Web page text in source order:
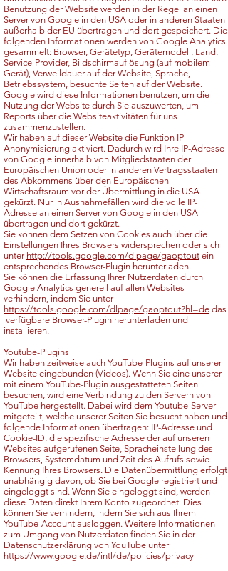
Benutzung der Website werden in der Regel an einen
Server von Google in den USA oder in anderen Staaten
außerhalb der EU übertragen und dort gespeichert. Die
folgenden Informationen werden von Google Analytics
gesammelt: Browser, Gerätetyp, Gerätemodell, Land,
Service-Provider, Bildschirmauflösung (auf mobilem
Gerät), Verweildauer auf der Website, Sprache,
Betriebssystem, besuchte Seiten auf der Website.
Google wird diese Informationen benutzen, um die
Nutzung der Website durch Sie auszuwerten, um
Reports über die Websiteaktivitäten für uns
zusammenzustellen.
Wir haben auf dieser Website die Funktion IP-
Anonymisierung aktiviert. Dadurch wird Ihre IP-Adresse
von Google innerhalb von Mitgliedstaaten der
Europäischen Union oder in anderen Vertragsstaaten
des Abkommens über den Europäischen
Wirtschaftsraum vor der Übermittlung in die USA
gekürzt. Nur in Ausnahmefällen wird die volle IP-
Adresse an einen Server von Google in den USA
übertragen und dort gekürzt.
Sie können dem Setzen von Cookies auch über die
Einstellungen Ihres Browsers widersprechen oder sich
unter http://tools.google.com/dlpage/gaoptout ein
entsprechendes Browser-Plugin herunterladen.
Sie können die Erfassung Ihrer Nutzerdaten durch
Google Analytics generell auf allen Websites
verhindern, indem Sie unter
https://tools.google.com/dlpage/gaoptout?hl=de das
verfügbare Browser-Plugin herunterladen und
installieren.
Youtube-Plugins
Wir haben zeitweise auch YouTube-Plugins auf unserer
Website eingebunden (Videos). Wenn Sie eine unserer
mit einem YouTube-Plugin ausgestatteten Seiten
besuchen, wird eine Verbindung zu den Servern von
YouTube hergestellt. Dabei wird dem Youtube-Server
mitgeteilt, welche unserer Seiten Sie besucht haben und
folgende Informationen übertragen: IP-Adresse und
Cookie-ID, die spezifische Adresse der auf unseren
Websites aufgerufenen Seite, Spracheinstellung des
Browsers, Systemdatum und Zeit des Aufrufs sowie
Kennung Ihres Browsers. Die Datenübermittlung erfolgt
unabhängig davon, ob Sie bei Google registriert und
eingeloggt sind. Wenn Sie eingeloggt sind, werden
diese Daten direkt Ihrem Konto zugeordnet. Dies
können Sie verhindern, indem Sie sich aus Ihrem
YouTube-Account ausloggen. Weitere Informationen
zum Umgang von Nutzerdaten finden Sie in der
Datenschutzerklärung von YouTube unter
https://www.google.de/intl/de/policies/privacy